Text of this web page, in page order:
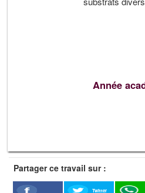
Année
Partager ce travail sur :
Twitter